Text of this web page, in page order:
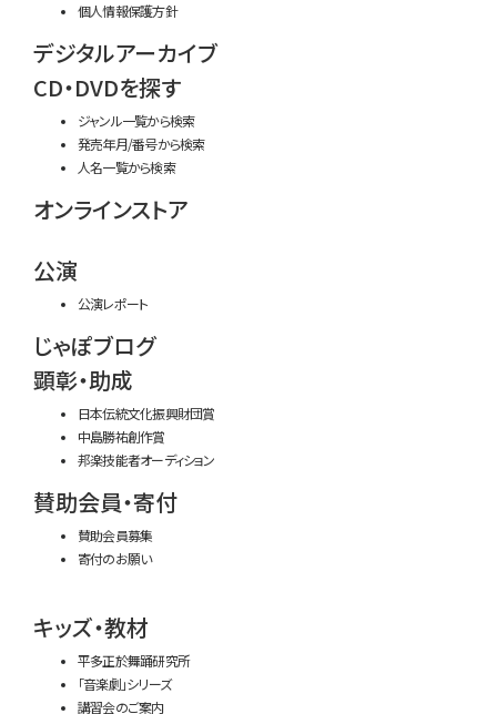
個人情報保護方針
デジタルアーカイブ
CD・DVDを探す
ジャンル一覧から検索
発売年月/番号から検索
人名一覧から検索
オンラインストア
公演
公演レポート
じゃぽブログ
顕彰・助成
日本伝統文化振興財団賞
中島勝祐創作賞
邦楽技能者オーディション
賛助会員・寄付
賛助会員募集
寄付のお願い
キッズ・教材
平多正於舞踊研究所
「音楽劇」シリーズ
講習会のご案内